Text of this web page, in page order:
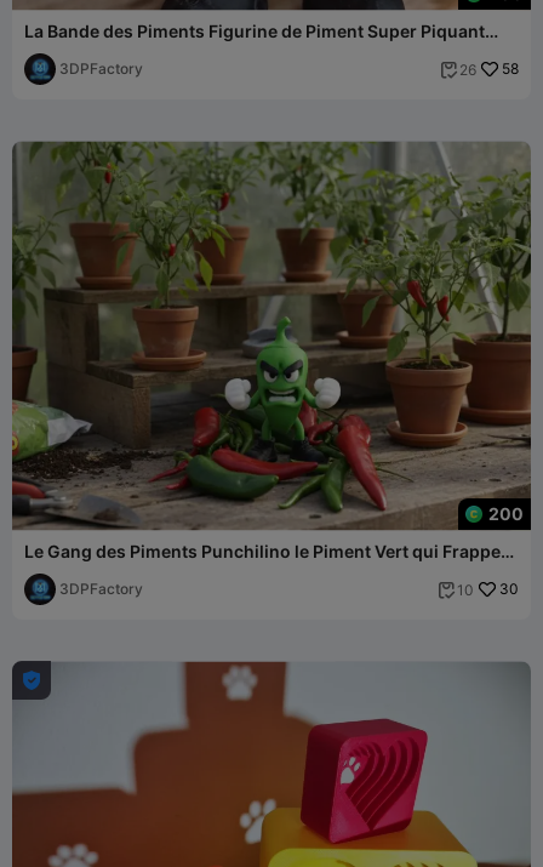
La Bande des Piments Figurine de Piment Super Piquant
Multicolore
3DPFactory  26 58
200
Le Gang des Piments Punchilino le Piment Vert qui Frappe
Fort
3DPFactory  10 30
